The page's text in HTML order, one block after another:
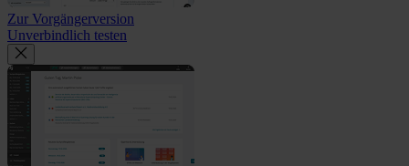
Zur Vorgängerversion
Unverbindlich testen